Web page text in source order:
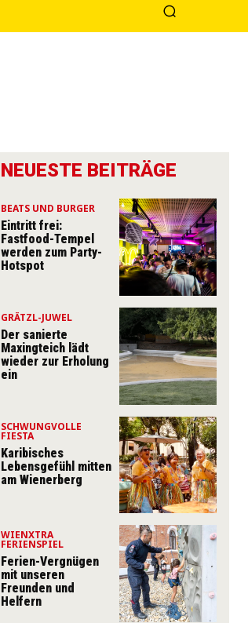
NEUESTE BEITRÄGE
BEATS UND BURGER
Eintritt frei:
Fastfood-Tempel
werden zum Party-
Hotspot
GRÄTZL-JUWEL
Der sanierte
Maxingteich lädt
wieder zur Erholung
ein
SCHWUNGVOLLE
FIESTA
Karibisches
Lebensgefühl mitten
am Wienerberg
WIENXTRA
FERIENSPIEL
Ferien-Vergnügen
mit unseren
Freunden und
Helfern